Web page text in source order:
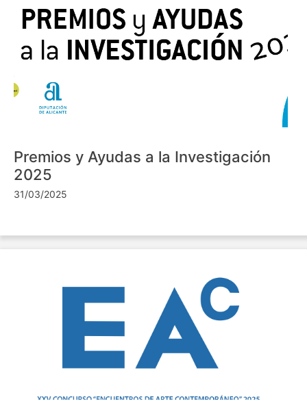
Premios y Ayudas a la Investigación
2025
31/03/2025